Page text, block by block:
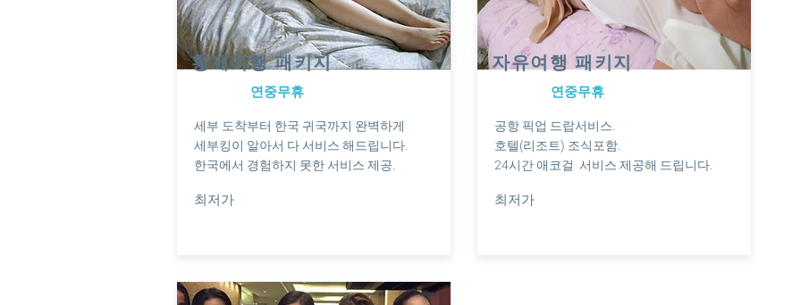
황제여행 패키지
연중무휴
세부 도착부터 한국 귀국까지 완벽하게
세부킹이 알아서 다 서비스 해드립니다.
​한국에서 경험하지 못한 서비스 제공.
최저가
자유여행 패키지
연중무휴
공항 픽업 드랍서비스.
호텔(리조트) 조식포함.
24시간 애코걸 서비스 제공해 드립니다.
최저가